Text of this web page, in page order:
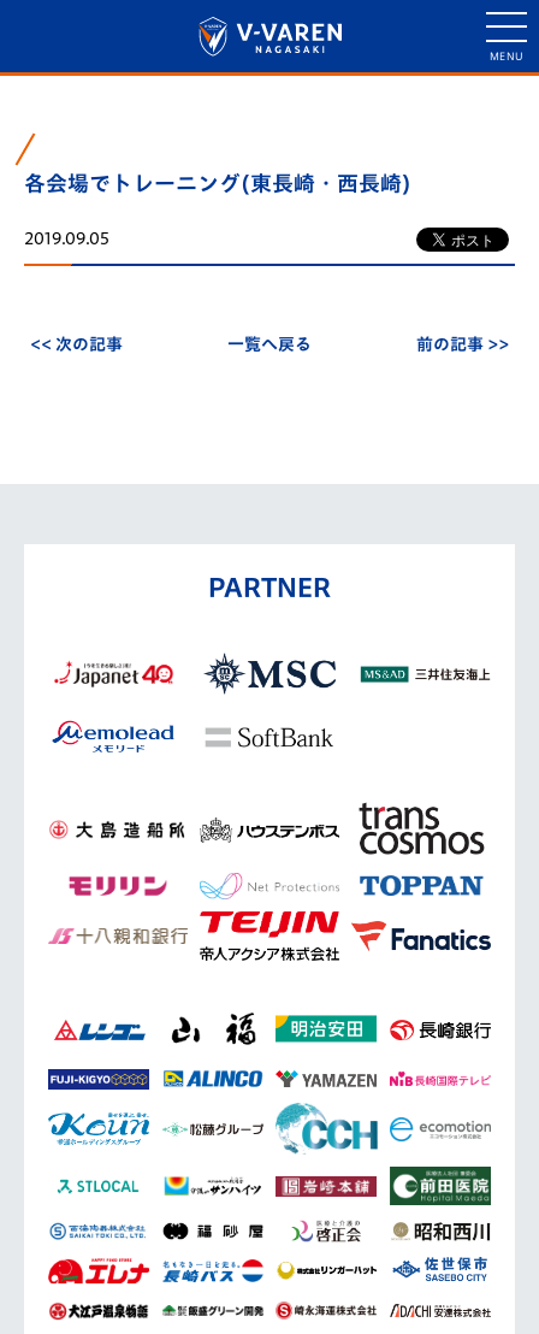
各会場でトレーニング(東長崎・西長崎)
2019.09.05
<< 次の記事 一覧へ戻る 前の記事 >>
PARTNER